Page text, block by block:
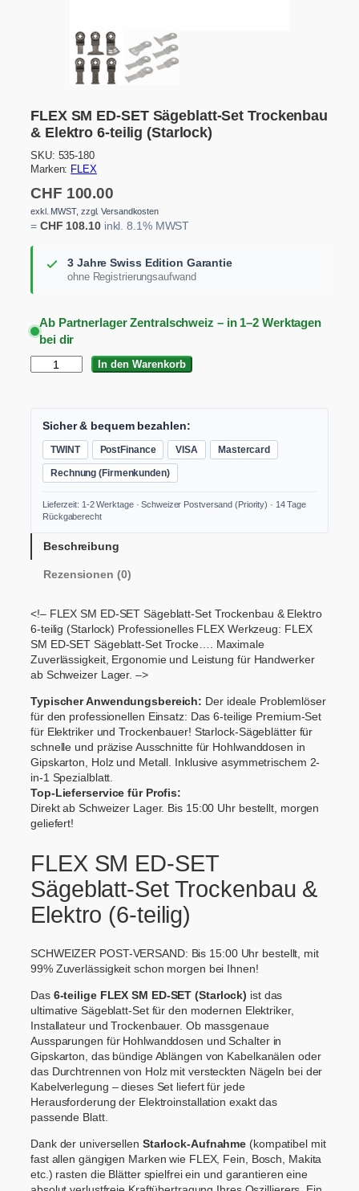
FLEX SM ED-SET Sägeblatt-Set Trockenbau
& Elektro 6-teilig (Starlock)
CHF 100.00
exkl. MWST, zzgl. Versandkosten
= CHF 108.10inkl. 8.1% MWST
3 Jahre Swiss Edition Garantie
ohne Registrierungsaufwand
Ab Partnerlager Zentralschweiz – in 1–2 Werktagen
bei dir
T
ä
a
t
t
-
S
e
t
T
r
o
c
k
e
a
u
&
E
k
t
r
o
6
-
t
e
i
l
i
g
(
S
t
a
In den Warenkorb
Sicher & bequem bezahlen:
TWINT PostFinance VISA Mastercard
Rechnung (Firmenkunden)
Lieferzeit: 1-2 Werktage · Schweizer Postversand (Priority) · 14 Tage
Rückgaberecht
SKU: 535-180
Marken: FLEX
Beschreibung
Rezensionen (0)
<!– FLEX SM ED-SET Sägeblatt-Set Trockenbau & Elektro
6-teilig (Starlock) Professionelles FLEX Werkzeug: FLEX
SM ED-SET Sägeblatt-Set Trocke…. Maximale
Zuverlässigkeit, Ergonomie und Leistung für Handwerker
ab Schweizer Lager. –>
Typischer Anwendungsbereich: Der ideale Problemlöser
für den professionellen Einsatz: Das 6-teilige Premium-Set
für Elektriker und Trockenbauer! Starlock-Sägeblätter für
schnelle und präzise Ausschnitte für Hohlwanddosen in
Gipskarton, Holz und Metall. Inklusive asymmetrischem 2-
in-1 Spezialblatt.
Top-Lieferservice für Profis:
Direkt ab Schweizer Lager. Bis 15:00 Uhr bestellt, morgen
geliefert!
FLEX SM ED-SET
Sägeblatt-Set Trockenbau &
Elektro (6-teilig)
SCHWEIZER POST-VERSAND: Bis 15:00 Uhr bestellt, mit
99% Zuverlässigkeit schon morgen bei Ihnen!
Das 6-teilige FLEX SM ED-SET (Starlock) ist das
ultimative Sägeblatt-Set für den modernen Elektriker,
Installateur und Trockenbauer. Ob massgenaue
Aussparungen für Hohlwanddosen und Schalter in
Gipskarton, das bündige Ablängen von Kabelkanälen oder
das Durchtrennen von Holz mit versteckten Nägeln bei der
Kabelverlegung – dieses Set liefert für jede
Herausforderung der Elektroinstallation exakt das
passende Blatt.
Dank der universellen Starlock-Aufnahme (kompatibel mit
fast allen gängigen Marken wie FLEX, Fein, Bosch, Makita
etc.) rasten die Blätter spielfrei ein und garantieren eine